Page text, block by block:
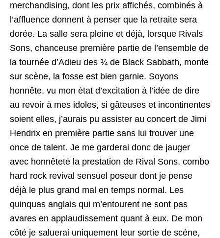
merchandising, dont les prix affichés, combinés à
l’affluence donnent à penser que la retraite sera
dorée. La salle sera pleine et déjà, lorsque Rivals
Sons, chanceuse première partie de l’ensemble de
la tournée d’Adieu des ¾ de Black Sabbath, monte
sur scène, la fosse est bien garnie. Soyons
honnête, vu mon état d’excitation à l’idée de dire
au revoir à mes idoles, si gâteuses et incontinentes
soient elles, j’aurais pu assister au concert de Jimi
Hendrix en première partie sans lui trouver une
once de talent. Je me garderai donc de jauger
avec honnêteté la prestation de Rival Sons, combo
hard rock revival sensuel poseur dont je pense
déjà le plus grand mal en temps normal. Les
quinquas anglais qui m’entourent ne sont pas
avares en applaudissement quant à eux. De mon
côté je saluerai uniquement leur sortie de scène,